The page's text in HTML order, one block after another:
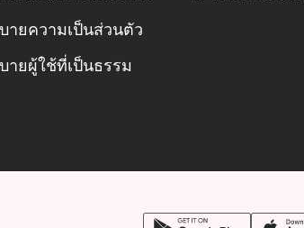
ายความเป็นส่วนตัว
ายผู้ใช้ที่เป็นธรรม